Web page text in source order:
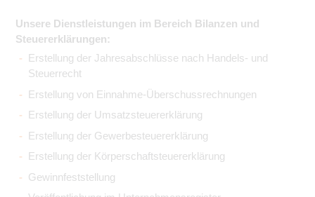
Unsere Dienstleistungen im Bereich Bilanzen und
Steuererklärungen:
Erstellung der Jahresabschlüsse nach Handels- und
Steuerrecht
Erstellung von Einnahme-Überschussrechnungen
Erstellung der Umsatzsteuererklärung
Erstellung der Gewerbesteuererklärung
Erstellung der Körperschaftsteuererklärung
Gewinnfeststellung